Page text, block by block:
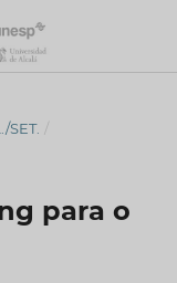
SET. /
para o